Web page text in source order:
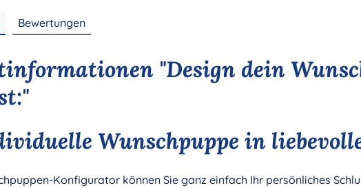
Bewertungen
"Design dein
Wunschpuppe in
Konfigurator können Sie ganz einfach Ihr persönliches